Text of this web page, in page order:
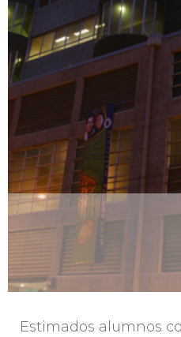
Estimados alumnos